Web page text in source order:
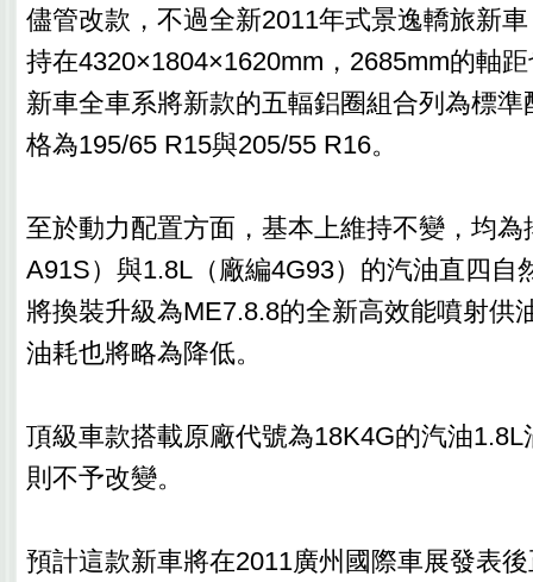
儘管改款，不過全新2011年式景逸轎旅新
持在4320×1804×1620mm，2685mm的軸
新車全車系將新款的五輻鋁圈組合列為標
格為195/65 R15與205/55 R16。
至於動力配置方面，基本上維持不變，均為
A91S）與1.8L（廠編4G93）的汽油直四自
將換裝升級為ME7.8.8的全新高效能噴射供
油耗也將略為降低。
頂級車款搭載原廠代號為18K4G的汽油
則不予改變。
預計這款新車將在2011廣州國際車展發表